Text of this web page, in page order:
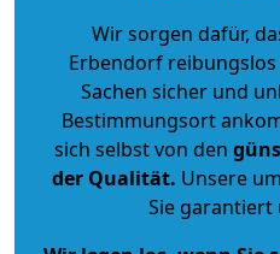
Wir sorgen dafür,
Erbendorf
Sachen sicher und
Bestimmungsort
sich selbst von den
der Qualität. Unsere
Sie garantiert